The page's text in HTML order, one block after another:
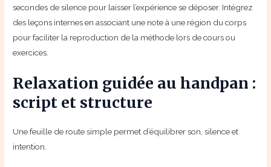
secondes de silence pour laisser l’expérience se déposer. Intégrez
des leçons internes en associant une note à une région du corps
pour faciliter la reproduction de la méthode lors de cours ou
exercices.
Relaxation guidée au handpan :
script et structure
Une feuille de route simple permet d’équilibrer son, silence et
intention.